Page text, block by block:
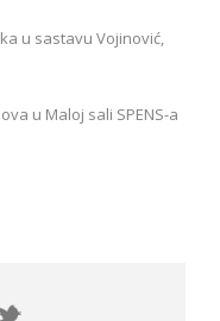
u sastavu Vojinović,
u Maloj sali SPENS-a